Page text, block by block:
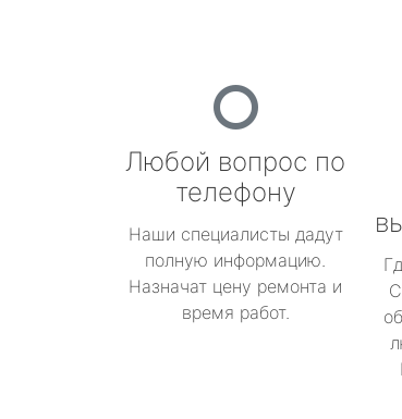
Любой вопрос по
телефону
Наши специалисты дадут
полную информацию.
Назначат цену ремонта и
время работ.